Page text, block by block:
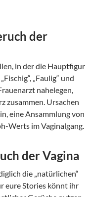
der
in der die Hauptfigur
„Faulig“ und
nahelegen,
zusammen. Ursachen
eine Ansammlung von
Werts im Vaginalgang.
der Vagina
die „natürlichen“
eure Stories könnt ihr